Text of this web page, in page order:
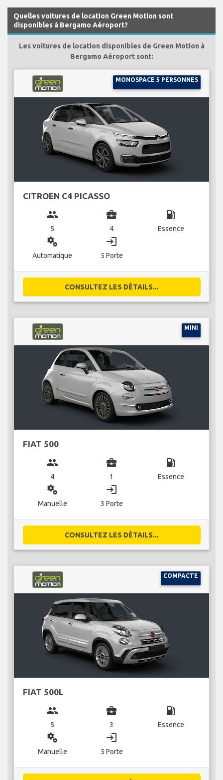
Quelles voitures de location Green Motion sont
disponibles à Bergamo Aéroport?
Les voitures de location disponibles de Green Motion à
Bergamo Aéroport sont:
MONOSPACE 5 PERSONNES
CITROEN C4 PICASSO
group
5
business_center
4
local_gas_station
Essence
miscellaneous_services
Automatique
login
5 Porte
CONSULTEZ LES DÉTAILS...
MINI
FIAT 500
group
4
business_center
1
local_gas_station
Essence
miscellaneous_services
Manuelle
login
3 Porte
CONSULTEZ LES DÉTAILS...
COMPACTE
FIAT 500L
group
5
business_center
3
local_gas_station
Essence
miscellaneous_services
Manuelle
login
5 Porte